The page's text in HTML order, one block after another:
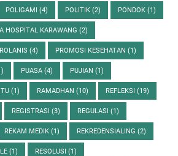
POLIGAMI (4) POLITIK (2) PONDOK (1)
HOSPITAL KARAWANG (2)
(4) PROMOSI KESEHATAN (1)
PUASA (4) PUJIAN (1)
(1) RAMADHAN (10) REFLEKSI (19)
REGISTRASI (3) REGULASI (1)
REKAM MEDIK (1) REKREDENSIALING (2)
(1) RESOLUSI (1)